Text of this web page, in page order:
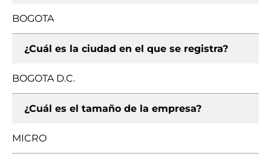
BOGOTA
¿Cuál es la ciudad en el que se registra?
BOGOTA D.C.
¿Cuál es el tamaño de la empresa?
MICRO